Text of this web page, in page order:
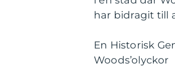
har bidragit till
En Historisk
Woods’olyckor